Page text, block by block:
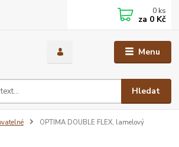
Menu
Hledat
0 ks
za 0 Kč
OPTIMA DOUBLE FLEX, lamelový